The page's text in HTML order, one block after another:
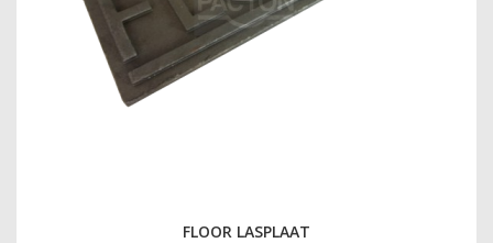
FLOOR LASPLAAT